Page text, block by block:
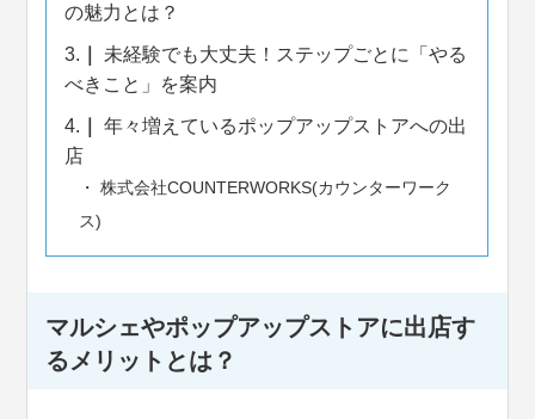
の魅力とは？
3.
未経験でも大丈夫！ステップごとに「やる
べきこと」を案内
4.
年々増えているポップアップストアへの出
店
株式会社COUNTERWORKS(カウンターワーク
ス)
マルシェやポップアップストアに出店す
るメリットとは？